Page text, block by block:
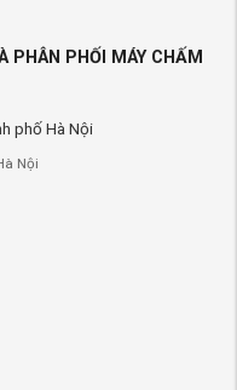
PHÂN PHỐI MÁY CHẤM
phố Hà Nội
Nội